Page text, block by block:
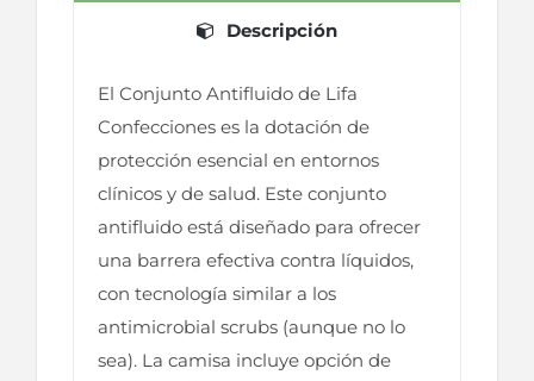
Descripción
El Conjunto Antifluido de Lifa
Confecciones es la dotación de
protección esencial en entornos
clínicos y de salud. Este conjunto
antifluido está diseñado para ofrecer
una barrera efectiva contra líquidos,
con tecnología similar a los
antimicrobial scrubs (aunque no lo
sea). La camisa incluye opción de